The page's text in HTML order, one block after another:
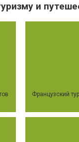
и
Французский